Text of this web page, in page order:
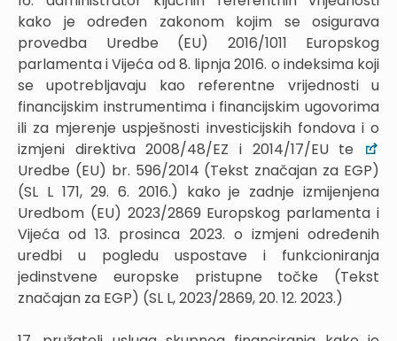
kako je određen zakonom kojim se osigurava
provedba Uredbe (EU) 2016/1011 Europskog
parlamenta i Vijeća od 8. lipnja 2016. o indeksima koji
se upotrebljavaju kao referentne vrijednosti u
financijskim instrumentima i financijskim ugovorima
ili za mjerenje uspješnosti investicijskih fondova i o
izmjeni direktiva 2008/48/EZ i 2014/17/EU te
Uredbe (EU) br. 596/2014 (Tekst značajan za EGP)
(SL L 171, 29. 6. 2016.) kako je zadnje izmijenjena
Uredbom (EU) 2023/2869 Europskog parlamenta i
Vijeća od 13. prosinca 2023. o izmjeni određenih
uredbi u pogledu uspostave i funkcioniranja
jedinstvene europske pristupne točke (Tekst
značajan za EGP) (SL L, 2023/2869, 20. 12. 2023.)